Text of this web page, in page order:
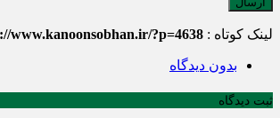
لینک کوتاه : www.kanoonsobhan.ir/?p=4638
بدون دیدگاه
ثبت دیدگاه